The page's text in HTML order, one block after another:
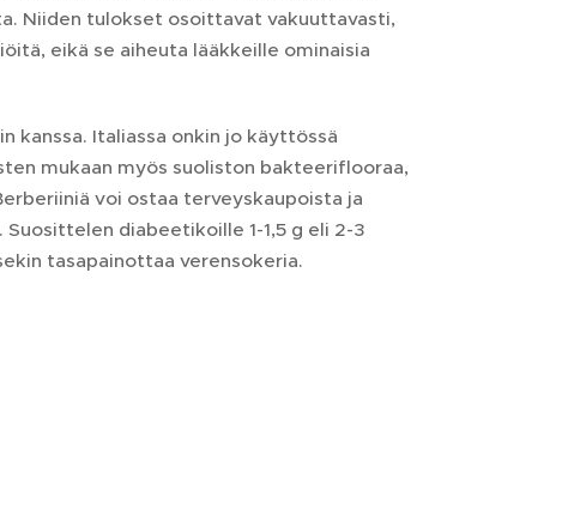
Niiden tulokset osoittavat vakuuttavasti,
eikä se aiheuta lääkkeille ominaisia
kanssa. Italiassa onkin jo käyttössä
mukaan myös suoliston bakteeriflooraa,
voi ostaa terveyskaupoista ja
diabeetikoille 1-1,5 g eli 2-3
tasapainottaa verensokeria.